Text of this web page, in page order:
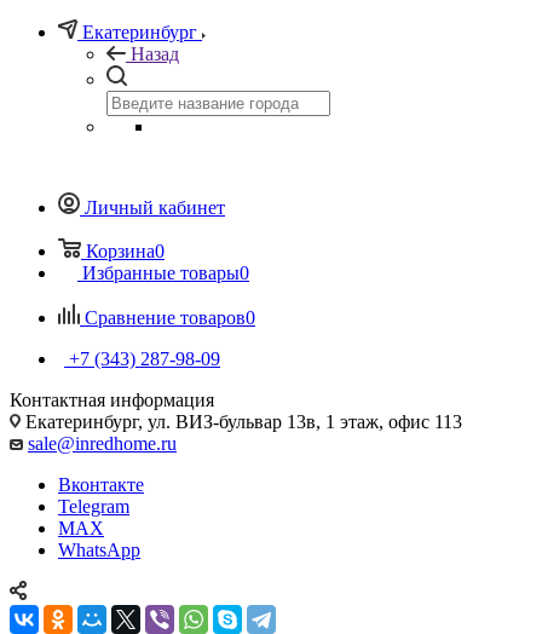
Екатеринбург
Назад
Личный кабинет
Корзина0
Избранные товары0
Сравнение товаров0
+7 (343) 287-98-09
Контактная информация
Екатеринбург, ул. ВИЗ-бульвар 13в, 1 этаж, офис 113
sale@inredhome.ru
Вконтакте
Telegram
MAX
WhatsApp